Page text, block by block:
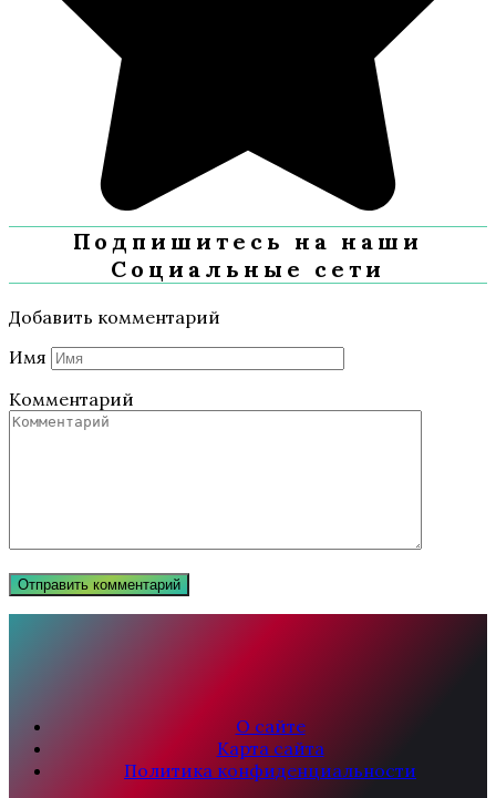
Подпишитесь на наши
Социальные сети
Добавить комментарий
Имя
Комментарий
О сайте
Карта сайта
Политика конфиденциальности